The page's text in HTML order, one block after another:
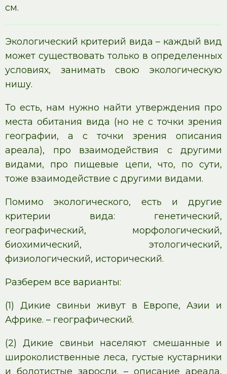
см.
Экологический критерий вида – каждый вид
может существовать только в определенных
условиях, занимать свою экологическую
нишу.
То есть, нам нужно найти утверждения про
места обитания вида (но не с точки зрения
географии, а с точки зрения описания
ареала), про взаимодействия с другими
видами, про пищевые цепи, что, по сути,
тоже взаимодействие с другими видами.
Помимо экологического, есть и другие
критерии вида: генетический,
географический, морфологический,
биохимический, этологический,
физиологический, исторический.
Разберем все варианты:
(1) Дикие свиньи живут в Европе, Азии и
Африке. – географический.
(2) Дикие свиньи населяют смешанные и
широколиственные леса, густые кустарники
и болотистые заросли. – описание ареала,